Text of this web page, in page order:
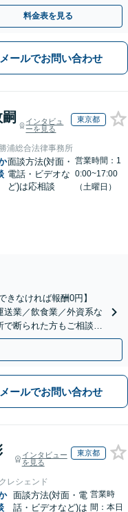
料金表を見る
メールでお問い合わせ
インタビュ
ーを見る
東京都
浦総合法律事務所
面談方法(対面・
電話・ビデオな
ど)は応相談
営業時間：1
0:00~17:00
（土曜日）
きなければ報酬0円】
送業／飲食業／外資系な
で断られた方もご相談く
付しています
メールでお問い合わせ
インタビュー
を見る
東京都
レシェンド
面談方法(対面・電
話・ビデオなど)は
営業時
間：本日